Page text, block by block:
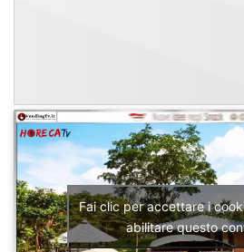
Fai clic per accettare i
abilitare questo